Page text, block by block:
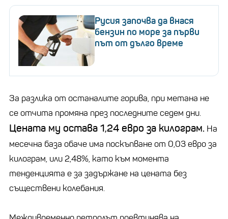
Русия започва да внася
бензин по море за първи
път от дълго време
За разлика от останалите горива, при метана не
се отчита промяна през последните седем дни.
Цената му остава 1,24 евро за килограм. На
месечна база обаче има поскъпване от 0,03 евро за
килограм, или 2,48%, като към момента
тенденцията е за задържане на цената без
съществени колебания.